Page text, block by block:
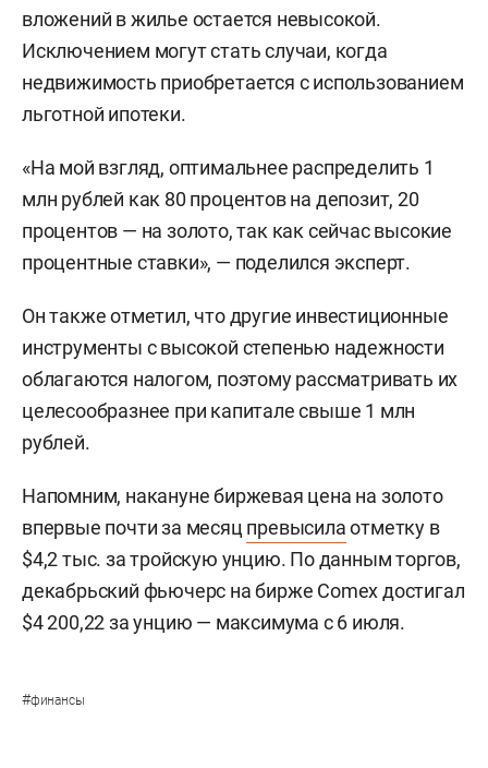
вложений в жилье остается невысокой.
Исключением могут стать случаи, когда
недвижимость приобретается с использованием
льготной ипотеки.
«На мой взгляд, оптимальнее распределить 1
млн рублей как 80 процентов на депозит, 20
процентов — на золото, так как сейчас высокие
процентные ставки», — поделился эксперт.
Он также отметил, что другие инвестиционные
инструменты с высокой степенью надежности
облагаются налогом, поэтому рассматривать их
целесообразнее при капитале свыше 1 млн
рублей.
Напомним, накануне биржевая цена на золото
впервые почти за месяцпревысилаотметку в
$4,2 тыс. за тройскую унцию. По данным торгов,
декабрьский фьючерс на бирже Comex достигал
$4 200,22 за унцию — максимума с 6 июля.
#финансы